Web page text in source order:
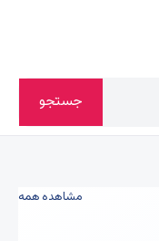
جستجو
مشاهده همه